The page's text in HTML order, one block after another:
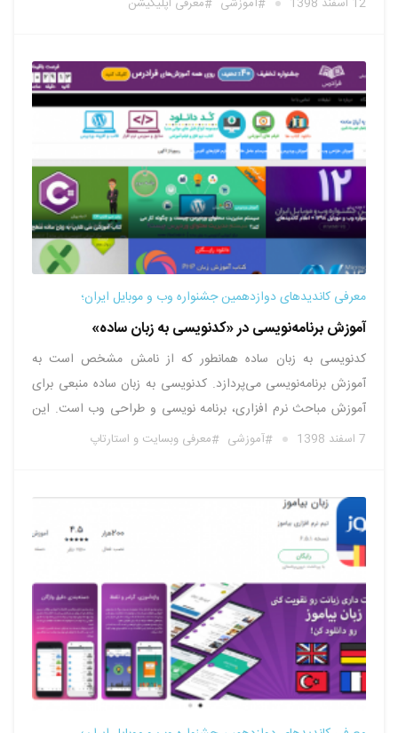
معرفی کاندیدهای دوازدهمین جشنواره وب و موبایل ایران؛
آموزش برنامه‌نویسی در «کدنویسی به زبان ساده»
کدنویسی به زبان ساده همانطور که از نامش مشخص است به
آموزش برنامه‌نویسی می‌پردازد. کدنویسی به زبان ساده منبعی برای
آموزش مباحث نرم افزاری، برنامه نویسی و طراحی وب است. این
وب‌سایت سعی می کند در این حوزه محتوای آموزش‌ی را با زبان
7 اسفند 1398 آموزشی معرفی وبسایت و استارتاپ